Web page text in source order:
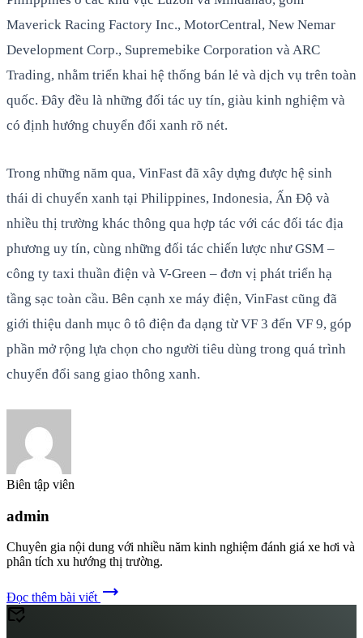
Maverick Racing Factory Inc., MotorCentral, New Nemar
Development Corp., Supremebike Corporation và ARC
Trading, nhằm triển khai hệ thống bán lẻ và dịch vụ trên toàn
quốc. Đây đều là những đối tác uy tín, giàu kinh nghiệm và
có định hướng chuyển đổi xanh rõ nét.
Trong những năm qua, VinFast đã xây dựng được hệ sinh
thái di chuyển xanh tại Philippines, Indonesia, Ấn Độ và
nhiều thị trường khác thông qua hợp tác với các đối tác địa
phương uy tín, cùng những đối tác chiến lược như GSM –
công ty taxi thuần điện và V-Green – đơn vị phát triển hạ
tầng sạc toàn cầu. Bên cạnh xe máy điện, VinFast cũng đã
giới thiệu danh mục ô tô điện đa dạng từ VF 3 đến VF 9, góp
phần mở rộng lựa chọn cho người tiêu dùng trong quá trình
chuyển đổi sang giao thông xanh.
Biên tập viên
admin
Chuyên gia nội dung với nhiều năm kinh nghiệm đánh giá xe hơi và
phân tích xu hướng thị trường.
Đọc thêm bài viết trending_flat
mark_email_read